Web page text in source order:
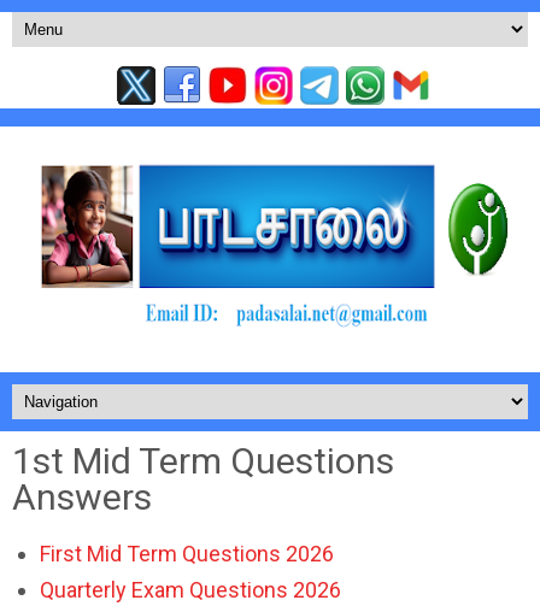
1st Mid Term Questions
Answers
First Mid Term Questions 2026
Quarterly Exam Questions 2026